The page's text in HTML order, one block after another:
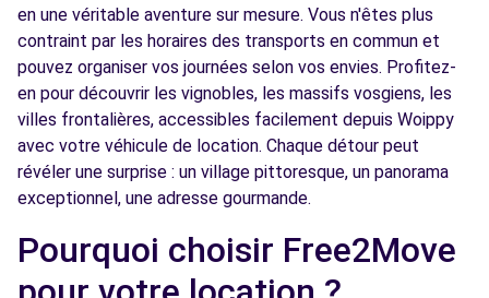
Free2move Rent - CAR AVENUE - METZ (P) 7.4 km
95 Boulevard Solidarité
METZ, FR-57, 57070
Voir l'agence
Free2Move Rent - SCHUHMACHER ISABELLE
16 RUE DES SERRURIERS
METZ, 57070
en une véritable aventure sur mesure. Vous n'êtes plus
contraint par les horaires des transports en commun et
pouvez organiser vos journées selon vos envies. Profitez-
en pour découvrir les vignobles, les massifs vosgiens, les
villes frontalières, accessibles facilement depuis Woippy
avec votre véhicule de location. Chaque détour peut
révéler une surprise : un village pittoresque, un panorama
exceptionnel, une adresse gourmande.
Pourquoi choisir Free2Move